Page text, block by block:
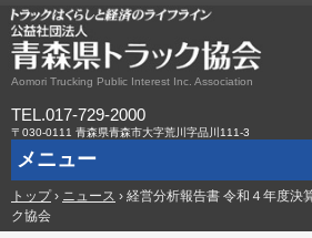
Aomori Trucking Public Interest Inc. Association
TEL.017-729-2000
〒030-0111 青森県青森市大字荒川字品川111-3
メニュー
コ
ン
テ
トップ › ニュース › 経営分析報告書 令和４年度決
ク協会